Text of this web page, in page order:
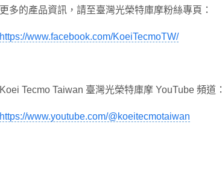
更多的產品資訊，請至臺灣光榮特庫摩粉絲專頁：
https://www.facebook.com/KoeiTecmoTW/
Koei Tecmo Taiwan 臺灣光榮特庫摩 YouTube 頻道：
https://www.youtube.com/@koeitecmotaiwan